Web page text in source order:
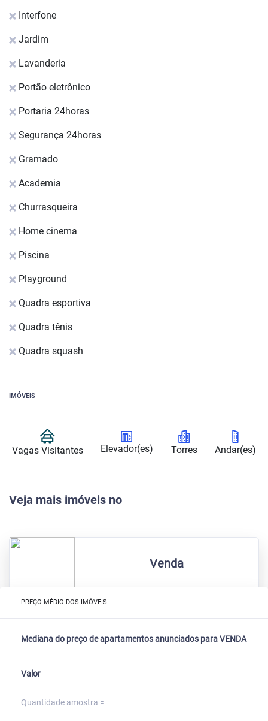
Interfone
Jardim
Lavanderia
Portão eletrônico
Portaria 24horas
Segurança 24horas
Gramado
Academia
Churrasqueira
Home cinema
Piscina
Playground
Quadra esportiva
Quadra tênis
Quadra squash
IMÓVEIS
Vagas Visitantes Elevador(es) Torres Andar(es)
Veja mais imóveis no
Venda
PREÇO MÉDIO DOS IMÓVEIS
Mediana do preço de apartamentos anunciados para VENDA
Valor
Quantidade amostra =